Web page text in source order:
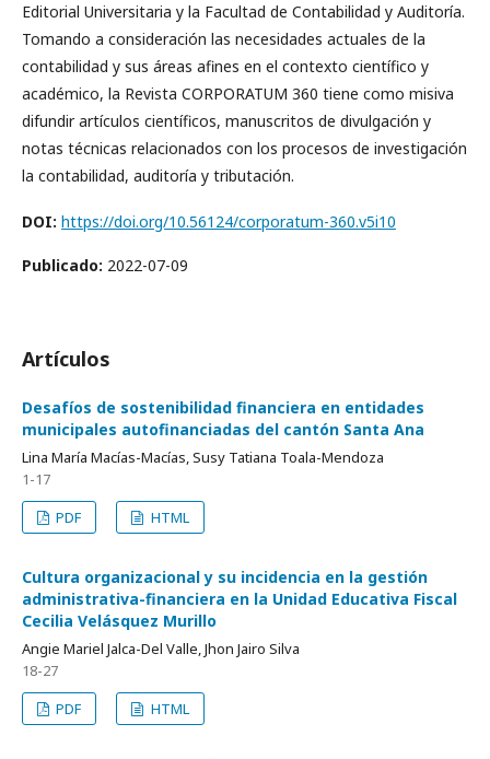
Editorial Universitaria y la Facultad de Contabilidad y Auditoría.
Tomando a consideración las necesidades actuales de la
contabilidad y sus áreas afines en el contexto científico y
académico, la Revista CORPORATUM 360 tiene como misiva
difundir artículos científicos, manuscritos de divulgación y
notas técnicas relacionados con los procesos de investigación
la contabilidad, auditoría y tributación.
DOI: https://doi.org/10.56124/corporatum-360.v5i10
Publicado: 2022-07-09
Artículos
Desafíos de sostenibilidad financiera en entidades
municipales autofinanciadas del cantón Santa Ana
Lina María Macías-Macías, Susy Tatiana Toala-Mendoza
1-17
PDF
HTML
Cultura organizacional y su incidencia en la gestión
administrativa-financiera en la Unidad Educativa Fiscal
Cecilia Velásquez Murillo
Angie Mariel Jalca-Del Valle, Jhon Jairo Silva
18-27
PDF
HTML